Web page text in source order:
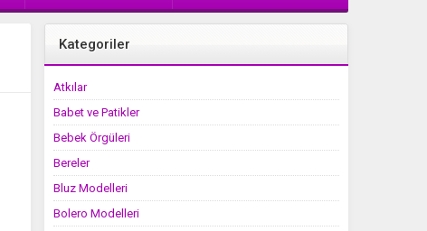
Kategoriler
Atkılar
Babet ve Patikler
Bebek Örgüleri
Bereler
Bluz Modelleri
Bolero Modelleri